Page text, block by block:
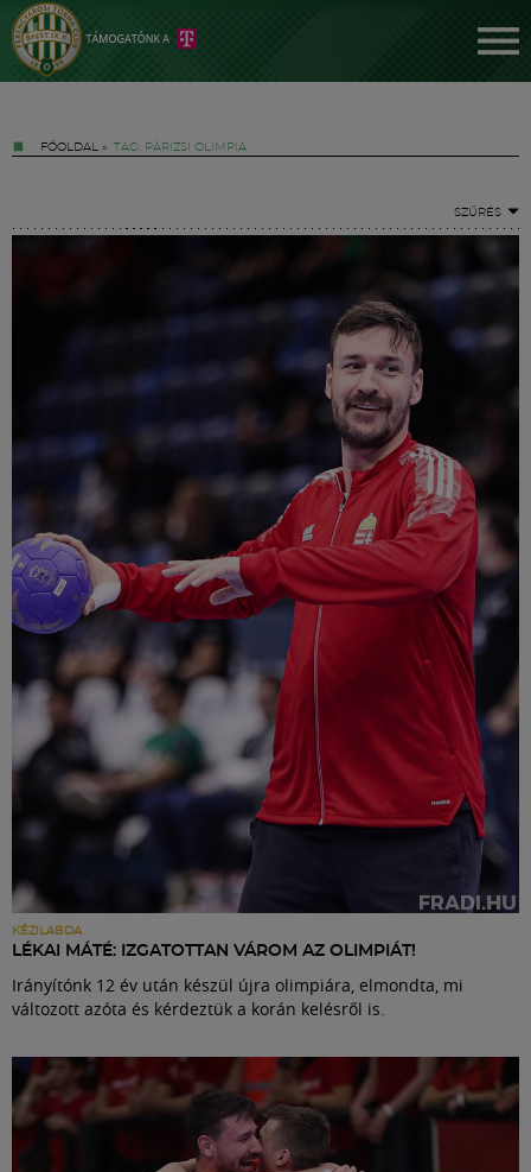
FŐOLDAL » TAG: PÁRIZSI OLIMPIA
SZŰRÉS
KÉZILABDA
LÉKAI MÁTÉ: IZGATOTTAN VÁROM AZ OLIMPIÁT!
Irányítónk 12 év után készül újra olimpiára, elmondta, mi
változott azóta és kérdeztük a korán kelésről is.
FM YouTube +
Labdarúgás
Szakosztályok
Meccscenter
Klub
Szolgáltatások
Shop
Közösség
Múzeum
English